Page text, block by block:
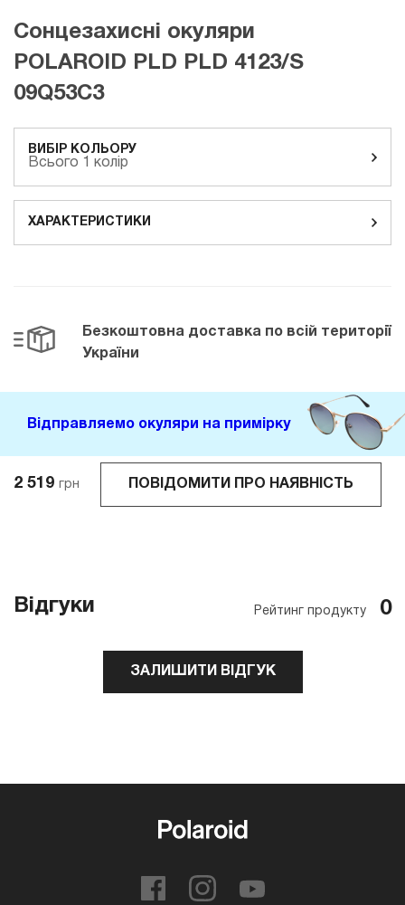
Сонцезахисні окуляри
POLAROID PLD PLD 4123/S
09Q53C3
ВИБІР КОЛЬОРУ
Всього 1 колір
ХАРАКТЕРИСТИКИ
2 519 грн ПОВІДОМИТИ ПРО НАЯВНІСТЬ
Безкоштовна доставка по всій території
України
Відправляемо окуляри на примірку
Відгуки Рейтинг продукту 0
ЗАЛИШИТИ ВІДГУК